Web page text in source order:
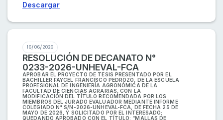
Descargar
16/06/2026
RESOLUCIÓN DE DECANATO N°
0233-2026-UNHEVAL-FCA
APROBAR EL PROYECTO DE TESIS PRESENTADO POR EL
BACHILLER FAYCEL FRANCISCO PEDROZO, DE LA ESCUELA
PROFESIONAL DE INGENIERÍA AGRONÓMICA DE LA
FACULTAD DE CIENCIAS AGRARIAS, CON LA
MODIFICACIÓN DEL TÍTULO RECOMENDADA POR LOS
MIEMBROS DEL JURADO EVALUADOR MEDIANTE INFORME
COLEGIADO N° S/N-2026-UNHEVAL-FCA, DE FECHA 25 DE
MAYO DE 2026, Y SOLICITADO POR EL INTERESADO;
QUEDANDO APROBADO CON EL TÍTULO: “MALLAS DE